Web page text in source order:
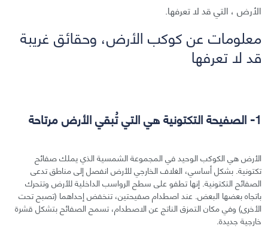
الأرض ، التي قد لا تعرفها.
معلومات عن كوكب الأرض، وحقائق غريبة
قد لا تعرفها
1- الصفيحة التكتونية هي التي تُبقي الأرض مرتاحة
الأرض هي الكوكب الوحيد في المجموعة الشمسية الذي يملك صفائح
تكتونية. بشكل أساسي، الغلاف الخارجي للأرض انفصل إلى مناطق تدعى
الصفائح التكتونية. إنها تطفو على سطح الرواسب الداخلية للأرض وتتحرك
باتجاه بعضها البعض. عند اصطدام صفيحتين، تنخفض إحداهما (تصبح تحت
الأخرى) وفي مكان التمزق الناتج عن الاصطدام، تسمح الصفائح بتشكل قشرة
خارجية جديدة.